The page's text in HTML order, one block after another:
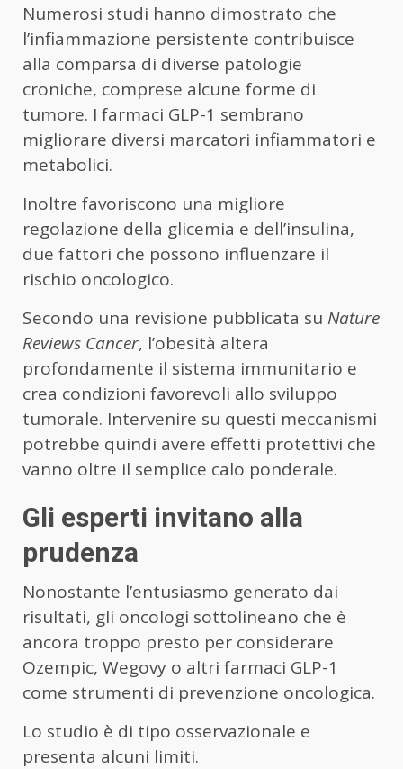
Numerosi studi hanno dimostrato che
l’infiammazione persistente contribuisce
alla comparsa di diverse patologie
croniche, comprese alcune forme di
tumore. I farmaci GLP-1 sembrano
migliorare diversi marcatori infiammatori e
metabolici.
Inoltre favoriscono una migliore
regolazione della glicemia e dell’insulina,
due fattori che possono influenzare il
rischio oncologico.
Secondo una revisione pubblicata su Nature
Reviews Cancer, l’obesità altera
profondamente il sistema immunitario e
crea condizioni favorevoli allo sviluppo
tumorale. Intervenire su questi meccanismi
potrebbe quindi avere effetti protettivi che
vanno oltre il semplice calo ponderale.
Gli esperti invitano alla
prudenza
Nonostante l’entusiasmo generato dai
risultati, gli oncologi sottolineano che è
ancora troppo presto per considerare
Ozempic, Wegovy o altri farmaci GLP-1
come strumenti di prevenzione oncologica.
Lo studio è di tipo osservazionale e
presenta alcuni limiti.